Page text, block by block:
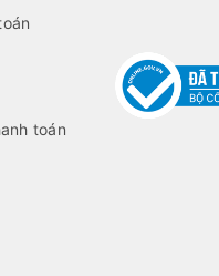
toán